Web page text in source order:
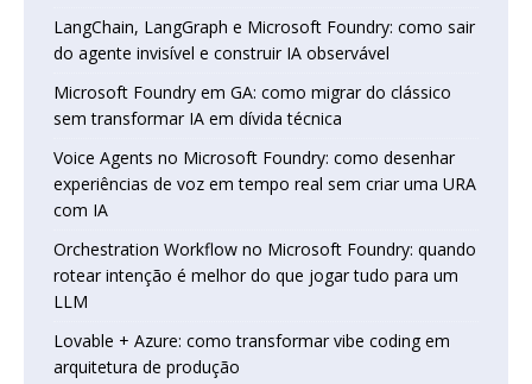
LangChain, LangGraph e Microsoft Foundry: como sair
do agente invisível e construir IA observável
Microsoft Foundry em GA: como migrar do clássico
sem transformar IA em dívida técnica
Voice Agents no Microsoft Foundry: como desenhar
experiências de voz em tempo real sem criar uma URA
com IA
Orchestration Workflow no Microsoft Foundry: quando
rotear intenção é melhor do que jogar tudo para um
LLM
Lovable + Azure: como transformar vibe coding em
arquitetura de produção